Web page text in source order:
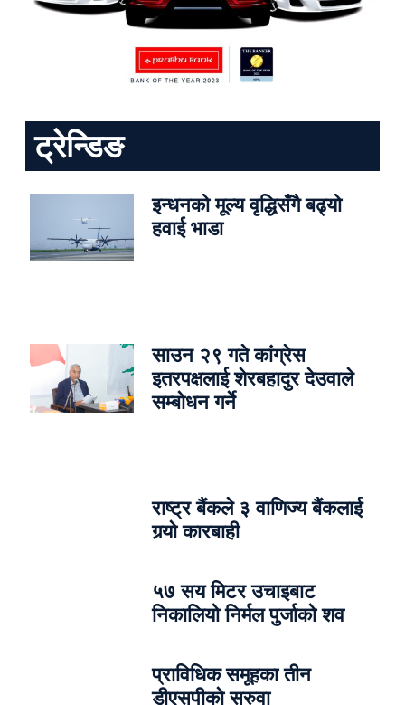
ट्रेन्डिङ
इन्धनको मूल्य वृद्धिसँगै बढ्यो
हवाई भाडा
साउन २९ गते कांग्रेस
इतरपक्षलाई शेरबहादुर देउवाले
सम्बोधन गर्ने
राष्ट्र बैंकले ३ वाणिज्य बैंकलाई
गर्‍यो कारबाही
५७ सय मिटर उचाइबाट
निकालियो निर्मल पुर्जाको शव
प्राविधिक समूहका तीन
डीएसपीको सरुवा